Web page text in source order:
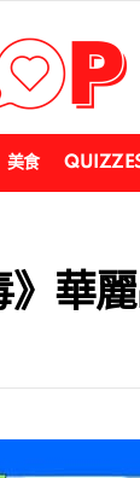
美食
華